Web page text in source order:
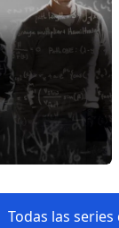
Todas las